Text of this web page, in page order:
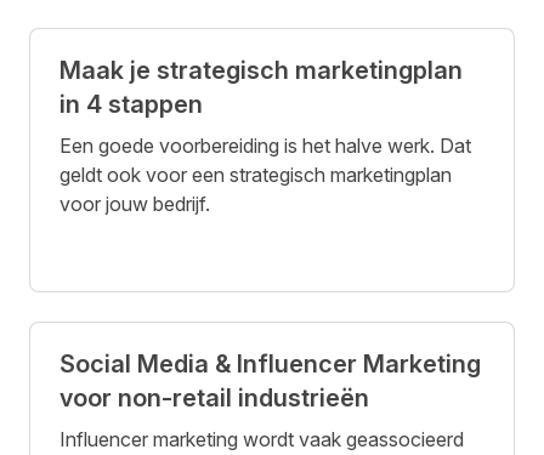
Maak je strategisch marketingplan
in 4 stappen
Een goede voorbereiding is het halve werk. Dat
geldt ook voor een strategisch marketingplan
voor jouw bedrijf.
Social Media & Influencer Marketing
voor non-retail industrieën
Influencer marketing wordt vaak geassocieerd